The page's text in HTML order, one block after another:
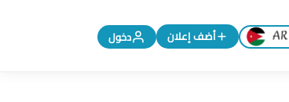
تغيير اللغة إلى الإنجليزية
أضف إعلان دخول